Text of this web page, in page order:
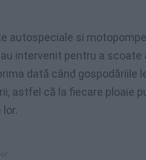
autospeciale si
intervenit pentru a scoate
dată când gospodăriile
astfel că la fiecare ploaie